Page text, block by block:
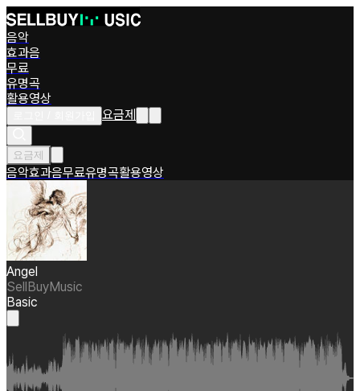
음악
효과음
무료
유명곡
활용영상
요금제
요금제
음악효과음무료유명곡활용영상
Angel
SellBuyMusic
Basic